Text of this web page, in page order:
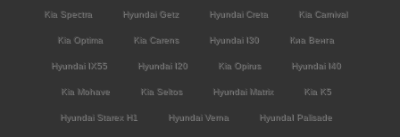
Kia Spectra Hyundai Getz Hyundai Creta Kia Carnival
Kia Optima Kia Carens Hyundai I30 Киа Венга
Hyundai IX55 Hyundai I20 Kia Opirus Hyundai I40
Kia Mohave Kia Seltos Hyundai Matrix Kia K5
Hyundai Starex H1 Hyundai Verna HyundaI Palisade